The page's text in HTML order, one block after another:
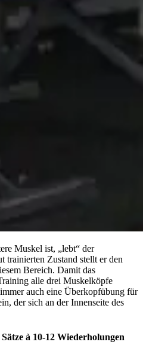
Muskel ist, „lebt“ der
trainierten Zustand stellt er den
Bereich. Damit das
alle drei Muskelköpfe
auch eine Überkopfübung für
der sich an der Innenseite des
à 10-12 Wiederholungen